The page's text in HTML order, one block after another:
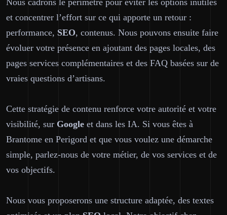
Nous cadrons le périmètre pour éviter les options inutiles
et concentrer l’effort sur ce qui apporte un retour :
performance, SEO, contenus. Nous pouvons ensuite faire
évoluer votre présence en ajoutant des pages locales, des
pages services complémentaires et des FAQ basées sur de
vraies questions d’artisans.
Cette stratégie de contenu renforce votre autorité et votre
visibilité, sur Google et dans les IA. Si vous êtes à
Brantome en Perigord et que vous voulez une démarche
simple, parlez-nous de votre métier, de vos services et de
vos objectifs.
Nous vous proposerons une structure adaptée, des textes